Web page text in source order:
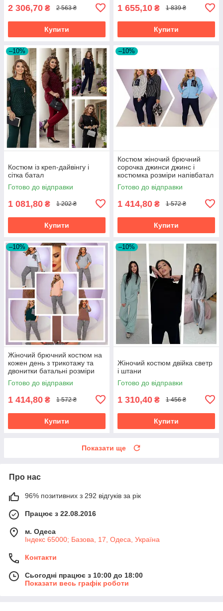
2 306,70 ₴ 2 563 ₴
Купити
1 655,10 ₴ 1 839 ₴
Купити
–10%
Костюм із креп-дайвінгу і
сітка батал
Готово до відправки
1 081,80 ₴ 1 202 ₴
Купити
–10%
Костюм жіночий брючний
сорочка джинси джинс і
костюмка розміри напівбатал
та батал
Готово до відправки
1 414,80 ₴ 1 572 ₴
Купити
–10%
Жіночий брючний костюм на
кожен день з трикотажу та
двонитки батальні розміри
Готово до відправки
1 414,80 ₴ 1 572 ₴
Купити
–10%
Жіночий костюм двійка светр
і штани
Готово до відправки
1 310,40 ₴ 1 456 ₴
Купити
Показати ще
Про нас
96% позитивних з 292 відгуків за рік
Працює з 22.08.2016
м. Одеса
Індекс 65000; Базова, 17, Одеса, Україна
Контакти
Сьогодні працює з 10:00 до 18:00
Показати весь графік роботи